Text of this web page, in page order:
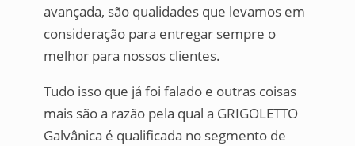
avançada, são qualidades que levamos em
consideração para entregar sempre o
melhor para nossos clientes.
Tudo isso que já foi falado e outras coisas
mais são a razão pela qual a GRIGOLETTO
Galvânica é qualificada no segmento de